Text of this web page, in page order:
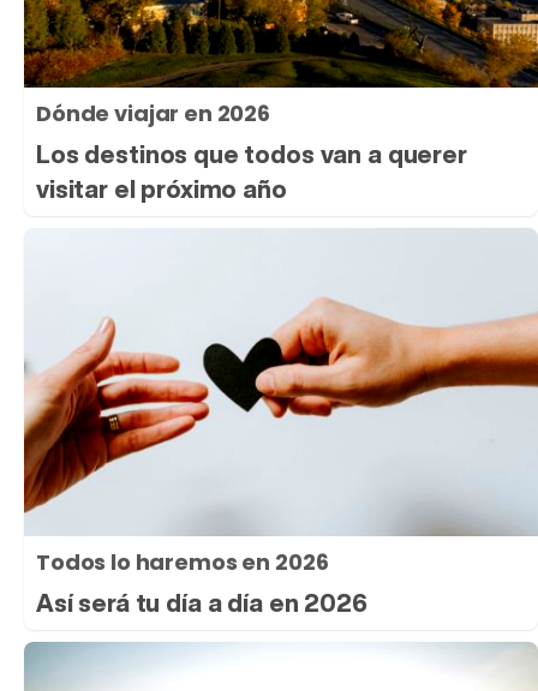
Dónde viajar en 2026
Los destinos que todos van a querer
visitar el próximo año
Todos lo haremos en 2026
Así será tu día a día en 2026